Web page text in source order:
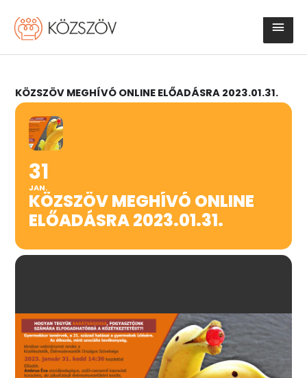
Main
KÖZSZÖV MEGHÍVÓ ONLINE ELŐADÁSRA 2023.01.31.
31
JAN.
KÖZSZÖV MEGHÍVÓ ONLINE
ELŐADÁSRA 2023.01.31.